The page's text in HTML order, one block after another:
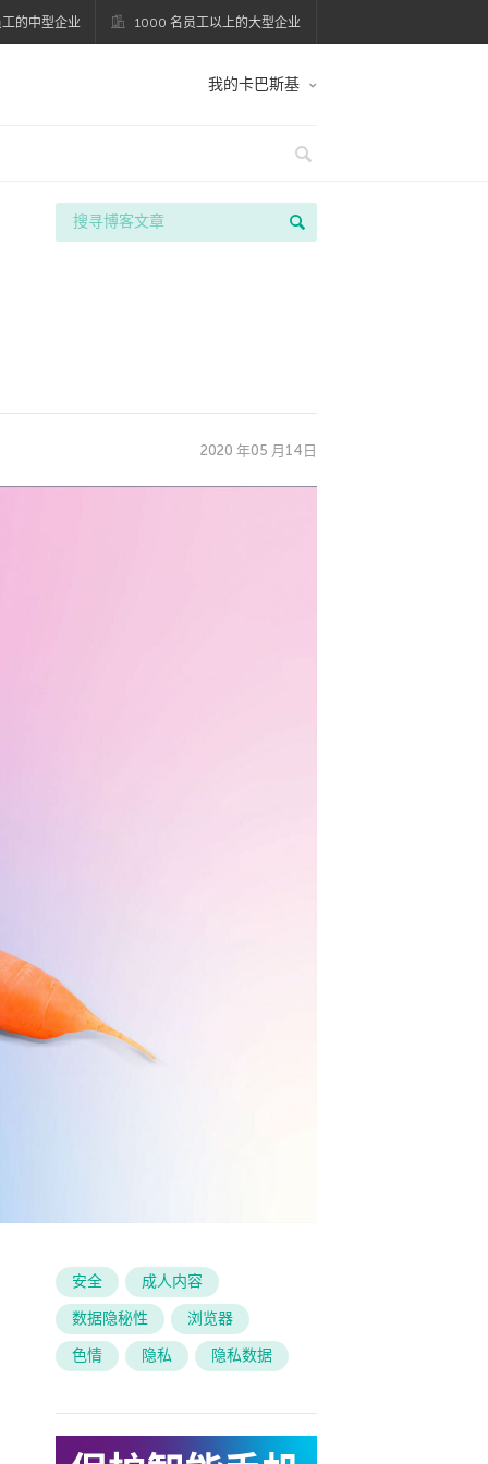
的中型企业 1000 名员工以上的大型企业
我的卡巴斯基
2020 年05 月14日
安全
成人内容
数据隐秘性
浏览器
色情
隐私 隐私数据